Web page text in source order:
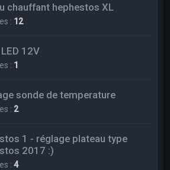
chauffant hephestos XL
: 12
12V
: 1
sonde de temperature
: 2
1 - réglage plateau type
2017 :)
:4